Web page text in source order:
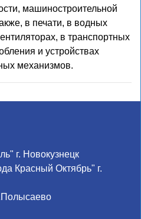
машиностроительной
в печати, в водных
в транспортных
и устройствах
механизмов.
г. Новокузнецк
Красный Октябрь" г.